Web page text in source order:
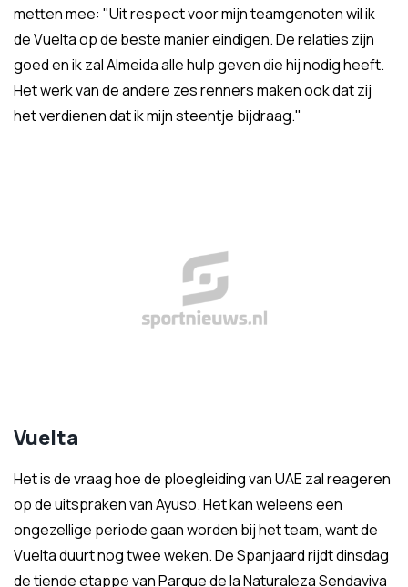
metten mee: "Uit respect voor mijn teamgenoten wil ik
de Vuelta op de beste manier eindigen. De relaties zijn
goed en ik zal Almeida alle hulp geven die hij nodig heeft.
Het werk van de andere zes renners maken ook dat zij
het verdienen dat ik mijn steentje bijdraag."
Vuelta
Het is de vraag hoe de ploegleiding van UAE zal reageren
op de uitspraken van Ayuso. Het kan weleens een
ongezellige periode gaan worden bij het team, want de
Vuelta duurt nog twee weken. De Spanjaard rijdt dinsdag
de tiende etappe van Parque de la Naturaleza Sendaviva